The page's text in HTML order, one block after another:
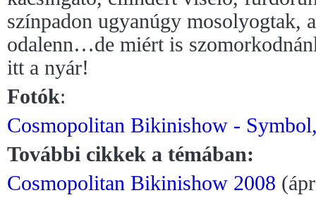
színpadon ugyanúgy mosolyogtak,
odalenn…de miért is
itt a nyár!
Fotók:
Cosmopolitan Bikinishow -
További cikkek a témában:
Cosmopolitan Bikinishow 2008